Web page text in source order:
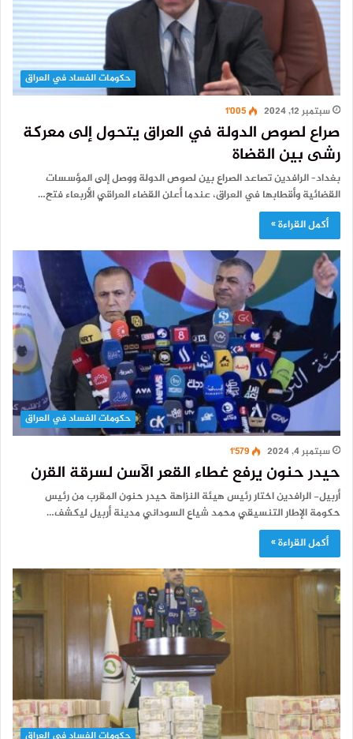
حكومات الفساد في العراق
سبتمبر 12, 2024
1٬005
صراع لصوص الدولة في العراق يتحول إلى معركة
رشى بين القضاة
بغداد– الرافدين تصاعد الصراع بين لصوص الدولة ووصل إلى المؤسسات
القضائية وأقطابها في العراق، عندما أعلن القضاء العراقي الأربعاء فتح…
أكمل القراءة »
حكومات الفساد في العراق
سبتمبر 4, 2024
1٬579
حيدر حنون يرفع غطاء القعر الآسن لسرقة القرن
أربيل- الرافدين اختار رئيس هيئة النزاهة حيدر حنون المقرب من رئيس
حكومة الإطار التنسيقي محمد شياع السوداني مدينة أربيل ليكشف…
أكمل القراءة »